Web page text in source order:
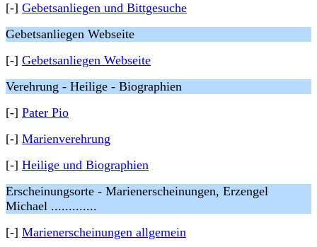
[-] Gebetsanliegen und Bittgesuche
Gebetsanliegen Webseite
[-] Gebetsanliegen Webseite
Verehrung - Heilige - Biographien
[-] Pater Pio
[-] Marienverehrung
[-] Heilige und Biographien
Erscheinungsorte - Marienerscheinungen, Erzengel
Michael .............
[-] Marienerscheinungen allgemein